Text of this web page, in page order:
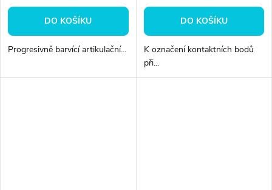
DO KOŠÍKU
Progresivně barvící artikulační...
DO KOŠÍKU
K označení kontaktních bodů
při...